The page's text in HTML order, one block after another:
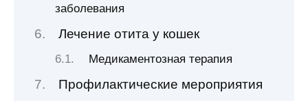
заболевания
Лечение отита у кошек
Медикаментозная терапия
Профилактические мероприятия